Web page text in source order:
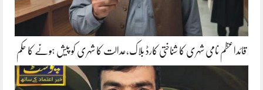
قائداعظم نامی شہری کا شناختی کارڈ بلاک،عدالت کا شہری کو پیش ہونے کا حکم